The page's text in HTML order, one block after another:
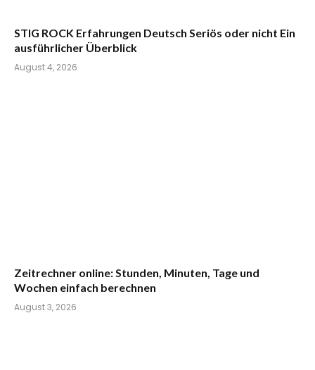
STIG ROCK Erfahrungen Deutsch Seriös oder nicht Ein
ausführlicher Überblick
August 4, 2026
Zeitrechner online: Stunden, Minuten, Tage und
Wochen einfach berechnen
August 3, 2026